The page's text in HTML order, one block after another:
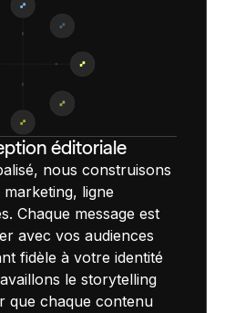
éditoriale
nous construisons
ligne
Chaque message est
avec vos audiences
fidèle à votre identité
le storytelling
que chaque contenu